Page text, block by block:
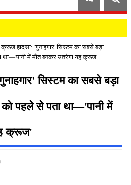
क्रूज हादसा: 'गुनाहगार' सिस्टम का सबसे बड़ा
था—'पानी में मौत बनकर उतरेगा यह क्रूज'
सिस्टम का सबसे बड़ा
को पहले से पता था—'पानी में
क्रूज'